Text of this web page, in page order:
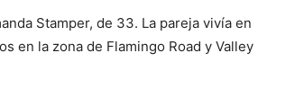
Stamper, de 33. La pareja vivía en
en la zona de Flamingo Road y Valley